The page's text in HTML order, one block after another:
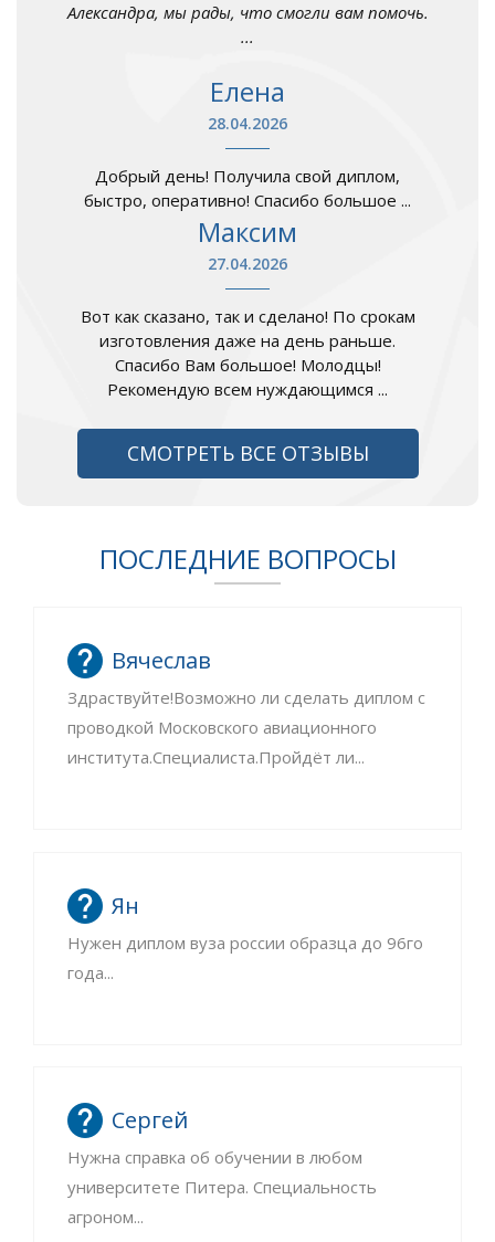
Александра, мы рады, что смогли вам помочь.
...
Елена
28.04.2026
Добрый день! Получила свой диплом,
быстро, оперативно! Спасибо большое ...
Максим
27.04.2026
Вот как сказано, так и сделано! По срокам
изготовления даже на день раньше.
Спасибо Вам большое! Молодцы!
Рекомендую всем нуждающимся ...
СМОТРЕТЬ ВСЕ ОТЗЫВЫ
ПОСЛЕДНИЕ ВОПРОСЫ
Вячеслав
Здраствуйте!Возможно ли сделать диплом с
проводкой Московского авиационного
института.Специалиста.Пройдёт ли...
Ян
Нужен диплом вуза россии образца до 96го
года...
Сергей
Нужна справка об обучении в любом
университете Питера. Специальность
агроном...